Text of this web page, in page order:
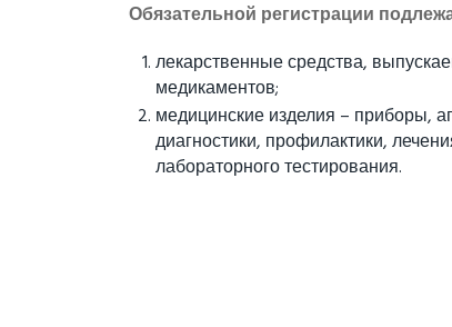
Обязательной регистрации
лекарственные средства,
медикаментов;
медицинские изделия – приборы,
диагностики, профилактики,
лабораторного тестирования.